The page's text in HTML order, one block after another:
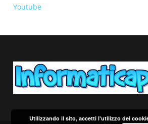
Youtube
Utilizzando il sito, accetti l'utilizzo dei